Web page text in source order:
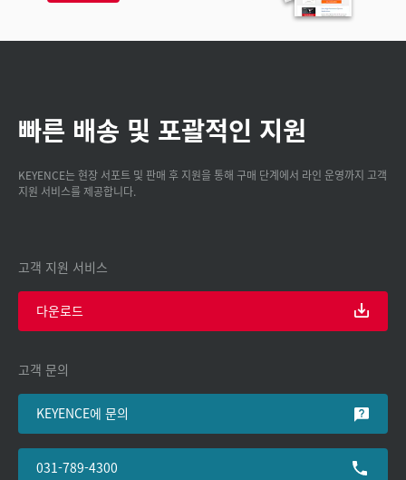
빠른 배송 및 포괄적인 지원
KEYENCE는 현장 서포트 및 판매 후 지원을 통해 구매 단계에서 라인 운영까지 고객
지원 서비스를 제공합니다.
고객 지원 서비스
다운로드
고객 문의
KEYENCE에 문의
031-789-4300